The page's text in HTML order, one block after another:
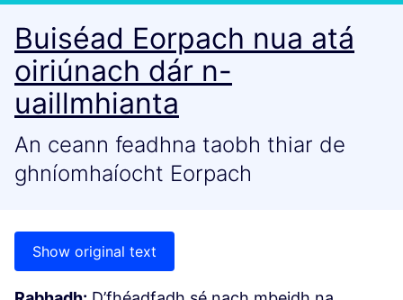
Buiséad Eorpach nua atá
oiriúnach dár n-
uaillmhianta
An ceann feadhna taobh thiar de
ghníomhaíocht Eorpach
Show original text